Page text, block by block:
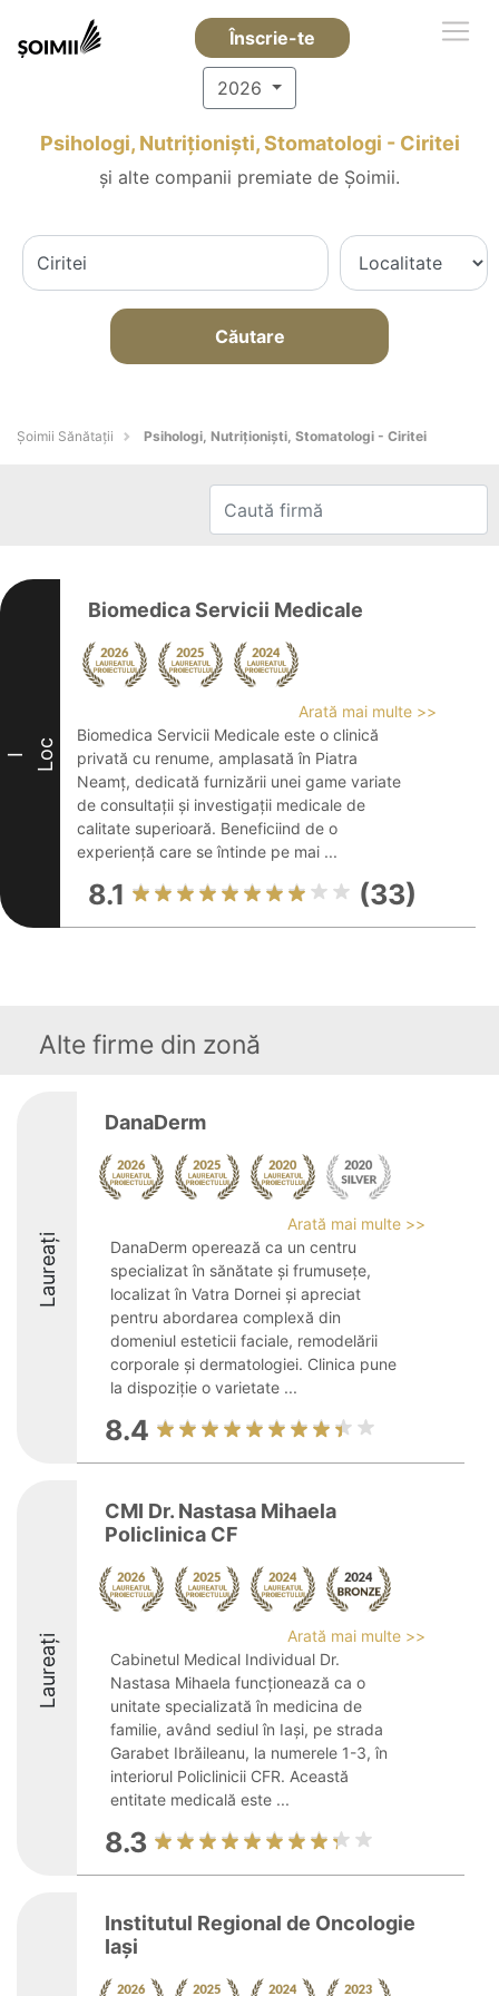
Înscrie-te
2026
Psihologi, Nutriționiști, Stomatologi - Ciritei
și alte companii premiate de Șoimii.
Căutare
Şoimii Sănătații Psihologi, Nutriționiști, Stomatologi - Ciritei
I Loc
Biomedica Servicii Medicale
Arată mai multe >>
Biomedica Servicii Medicale este o clinică
privată cu renume, amplasată în Piatra
Neamț, dedicată furnizării unei game variate
de consultații și investigații medicale de
calitate superioară. Beneficiind de o
experiență care se întinde pe mai ...
8.1 (33)
Alte firme din zonă
Laureați
DanaDerm
Arată mai multe >>
DanaDerm operează ca un centru
specializat în sănătate și frumusețe,
localizat în Vatra Dornei și apreciat
pentru abordarea complexă din
domeniul esteticii faciale, remodelării
corporale și dermatologiei. Clinica pune
la dispoziție o varietate ...
8.4
Laureați
CMI Dr. Nastasa Mihaela
Policlinica CF
Arată mai multe >>
Cabinetul Medical Individual Dr.
Nastasa Mihaela funcționează ca o
unitate specializată în medicina de
familie, având sediul în Iași, pe strada
Garabet Ibrăileanu, la numerele 1-3, în
interiorul Policlinicii CFR. Această
entitate medicală este ...
8.3
Institutul Regional de Oncologie
Iași